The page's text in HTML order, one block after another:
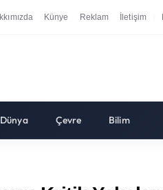
Künye Reklam İletişim
Dünya Çevre Bilim